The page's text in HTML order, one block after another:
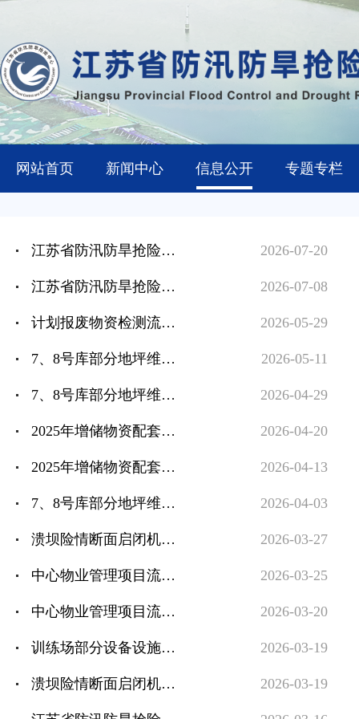
网站首页 新闻中心 信息公开 专题专栏
江苏省防汛防旱抢险中心（江苏省防汛抢险训练中心）仓库强弱电分离项目终止公告 2026-07-20
江苏省防汛防旱抢险中心 （江苏省防汛抢险训练中心）仓库强弱电分离项目终止公告 2026-07-08
计划报废物资检测流标公告 2026-05-29
7、8号库部分地坪维修（三次）流标公告 2026-05-11
7、8号库部分地坪维修（二次）流标公告 2026-04-29
2025年增储物资配套存储料架定制（二次）流标公告 2026-04-20
2025年增储物资配套存储料架定制流标公告 2026-04-13
7、8号库部分地坪维修流标公告 2026-04-03
溃坝险情断面启闭机保养项目（二次）流标公告 2026-03-27
中心物业管理项目流标公告（二次） 2026-03-25
中心物业管理项目流标公告 2026-03-20
训练场部分设备设施表面防护项目流标公告 2026-03-19
溃坝险情断面启闭机保养项目流标公告 2026-03-19